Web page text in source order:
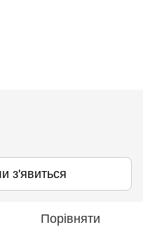
з'явиться
Порівняти